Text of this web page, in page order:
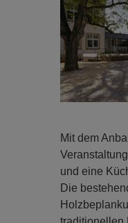
Mit dem
und eine
Die